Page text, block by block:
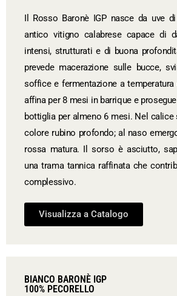
Il Rosso Baronè IGP nasce da uve
antico vitigno calabrese capace di
intensi, strutturati e di buona
prevede macerazione sulle bucce,
soffice e fermentazione a
affina per 8 mesi in barrique e
bottiglia per almeno 6 mesi. Nel calice
colore rubino profondo; al naso
rossa matura. Il sorso è asciutto,
una trama tannica raffinata che
complessivo.
Visualizza a Catalogo
BIANCO BARONÈ IGP
100% PECORELLO